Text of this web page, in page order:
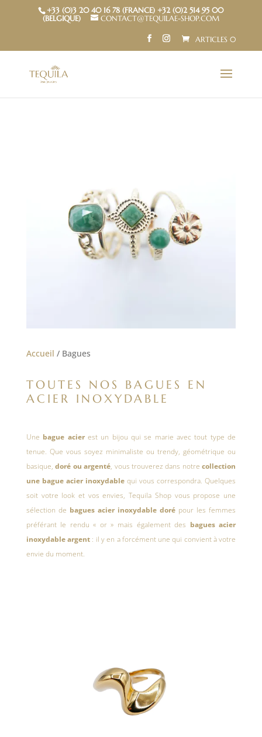
+33 (0)3 20 40 16 78 (FRANCE) +32 (0)2 514 95 00
(BELGIQUE)
CONTACT@TEQUILAE-SHOP.COM
ARTICLES 0
Accueil / Bagues
TOUTES NOS BAGUES EN
ACIER INOXYDABLE
Une bague acierest un bijou qui se marie avec tout type de
tenue. Que vous soyez minimaliste ou trendy, géométrique ou
basique,doré ou argenté, vous trouverez dans notrecollection
une bague acier inoxydablequi vous correspondra. Quelques
soit votre look et vos envies, Tequila Shop vous propose une
sélection de bagues acier inoxydable doré pour les femmes
préférant le rendu « or » mais également des bagues acier
inoxydable argent : il y en a forcément une qui convient à votre
envie du moment.